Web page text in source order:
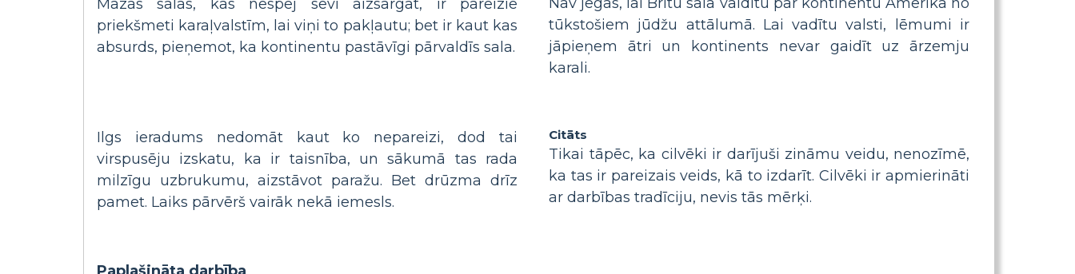
Mazās salas, kas nespēj sevi aizsargāt, ir pareizie
priekšmeti karaļvalstīm, lai viņi to pakļautu; bet ir kaut kas
absurds, pieņemot, ka kontinentu pastāvīgi pārvaldīs sala.
tūkstošiem jūdžu attālumā. Lai vadītu valsti, lēmumi ir
jāpieņem ātri un kontinents nevar gaidīt uz ārzemju
karali.
Ilgs ieradums nedomāt kaut ko nepareizi, dod tai
virspusēju izskatu, ka ir taisnība, un sākumā tas rada
milzīgu uzbrukumu, aizstāvot paražu. Bet drūzma drīz
pamet. Laiks pārvērš vairāk nekā iemesls.
Citāts
Tikai tāpēc, ka cilvēki ir darījuši zināmu veidu, nenozīmē,
ka tas ir pareizais veids, kā to izdarīt. Cilvēki ir apmierināti
ar darbības tradīciju, nevis tās mērķi.
Paplašināta darbība